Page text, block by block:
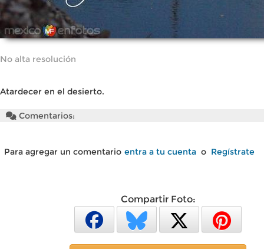
No alta resolución
Atardecer en el desierto.
Comentarios:
Para agregar un comentario entra a tu cuenta o Regístrate
Compartir Foto: